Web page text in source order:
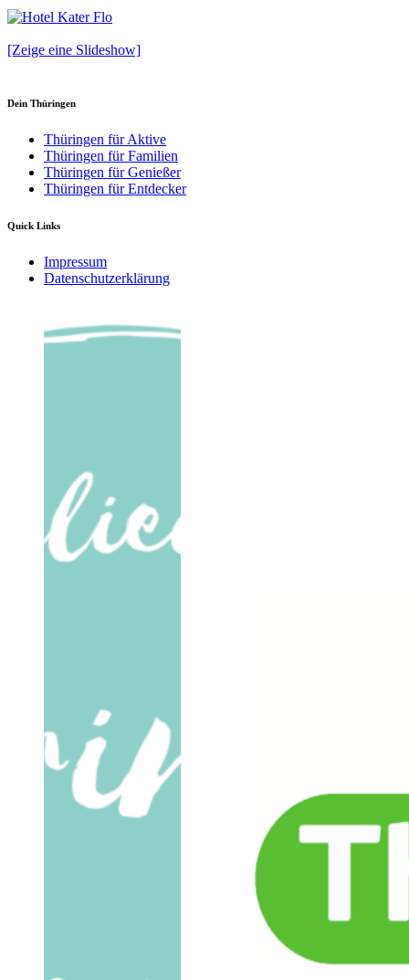
[Zeige eine Slideshow]
Dein Thüringen
Thüringen für Aktive
Thüringen für Familien
Thüringen für Genießer
Thüringen für Entdecker
Quick Links
Impressum
Datenschutzerklärung